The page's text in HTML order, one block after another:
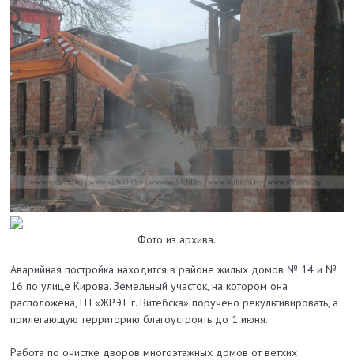
Фото из архива.
Аварийная постройка находится в районе жилых домов № 14 и №
16 по улице Кирова. Земельный участок, на котором она
расположена, ГП «ЖРЭТ г. Витебска» поручено рекультивировать, а
прилегающую территорию благоустроить до 1 июня.
Работа по очистке дворов многоэтажных домов от ветхих